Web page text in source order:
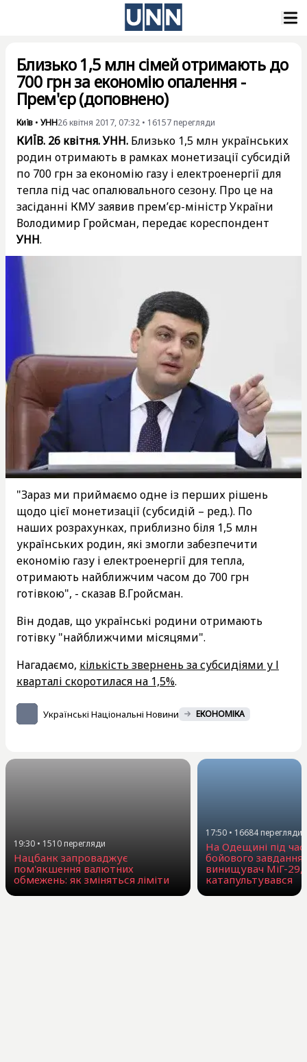
Близько 1,5 млн сімей отримають до
700 грн за економію опалення -
Прем'єр (доповнено)
Київ • УНН26 квітня 2017, 07:32 • 16157 перегляди
КИЇВ. 26 квітня. УНН. Близько 1,5 млн українських
родин отримають в рамках монетизації субсидій
по 700 грн за економію газу і електроенергії для
тепла під час опалювального сезону. Про це на
засіданні КМУ заявив прем’єр-міністр України
Володимир Гройсман, передає кореспондент
УНН.
"Зараз ми приймаємо одне із перших рішень
щодо цієї монетизації (субсидій – ред.). По
наших розрахунках, приблизно біля 1,5 млн
українських родин, які змогли забезпечити
економію газу і електроенергії для тепла,
отримають найближчим часом до 700 грн
готівкою", - сказав В.Гройсман.
Він додав, що українські родини отримають
готівку "найближчими місяцями".
Нагадаємо, кількість звернень за субсидіями у І
кварталі скоротилася на 1,5%.
Українські Національні Новини ЕКОНОМІКА
19:30 • 1510 перегляди
Нацбанк запроваджує
пом'якшення валютних
обмежень: як зміняться ліміти
17:50 • 16684 перегляди
На Одещині під
бойового завдання
винищувач МіГ-29,
катапультувався